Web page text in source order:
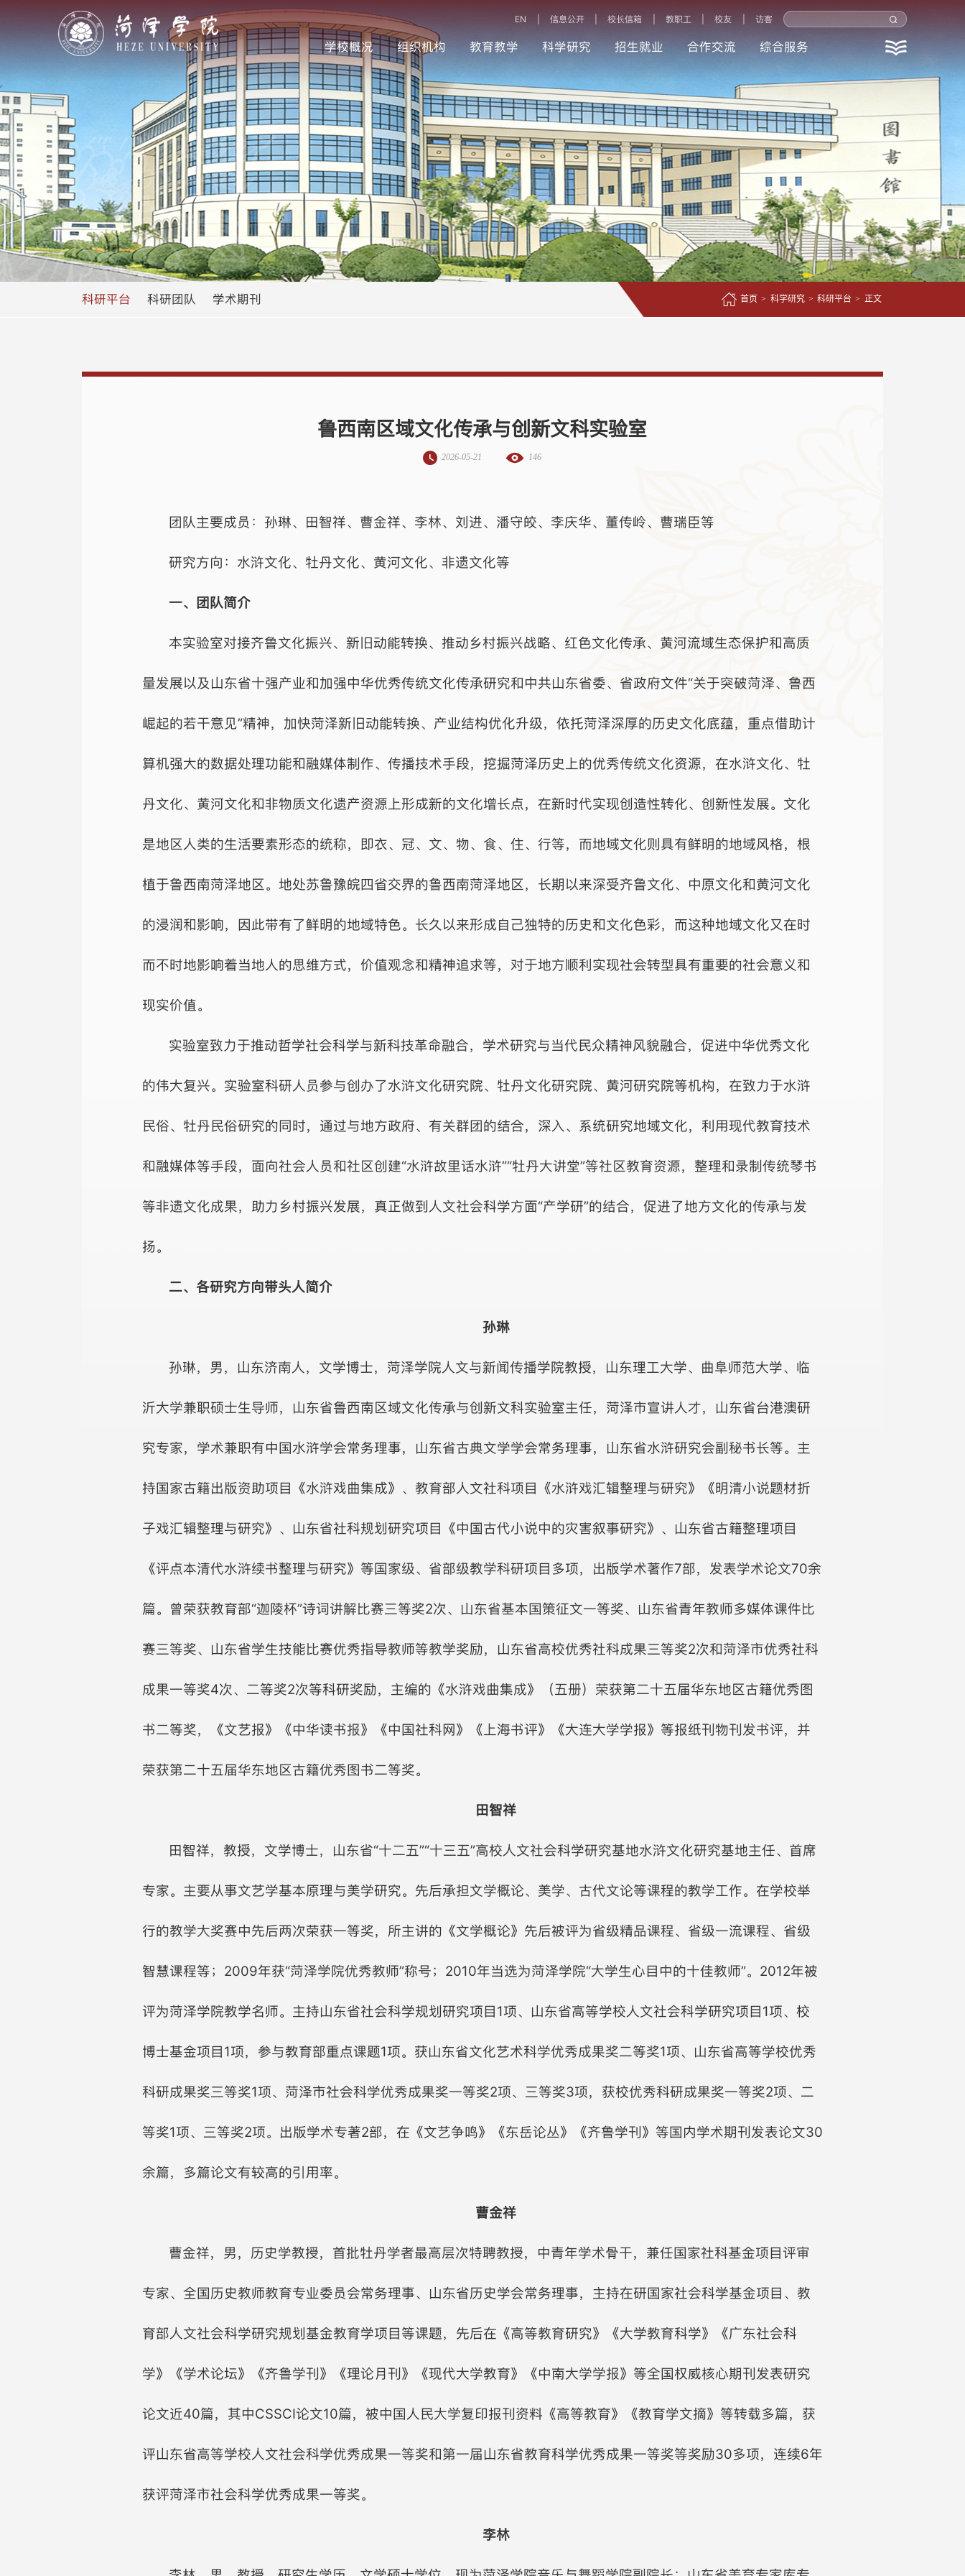
EN 信息公开 校长信箱 教职工 校友 访客
学校概况 组织机构 教育教学 科学研究 招生就业 合作交流 综合服务
科研平台 科研团队 学术期刊 首页 > 科学研究 > 科研平台 > 正文
鲁西南区域文化传承与创新文科实验室
2026-05-21 146
团队主要成员：孙琳、田智祥、曹金祥、李林、刘进、潘守皎、李庆华、董传岭、曹瑞臣等
研究方向：水浒文化、牡丹文化、黄河文化、非遗文化等
一、团队简介
本实验室对接齐鲁文化振兴、新旧动能转换、推动乡村振兴战略、红色文化传承、黄河流域生态保护和高质
量发展以及山东省十强产业和加强中华优秀传统文化传承研究和中共山东省委、省政府文件“关于突破菏泽、鲁西
崛起的若干意见”精神，加快菏泽新旧动能转换、产业结构优化升级，依托菏泽深厚的历史文化底蕴，重点借助计
算机强大的数据处理功能和融媒体制作、传播技术手段，挖掘菏泽历史上的优秀传统文化资源，在水浒文化、牡
丹文化、黄河文化和非物质文化遗产资源上形成新的文化增长点，在新时代实现创造性转化、创新性发展。文化
是地区人类的生活要素形态的统称，即衣、冠、文、物、食、住、行等，而地域文化则具有鲜明的地域风格，根
植于鲁西南菏泽地区。地处苏鲁豫皖四省交界的鲁西南菏泽地区，长期以来深受齐鲁文化、中原文化和黄河文化
的浸润和影响，因此带有了鲜明的地域特色。长久以来形成自己独特的历史和文化色彩，而这种地域文化又在时
而不时地影响着当地人的思维方式，价值观念和精神追求等，对于地方顺利实现社会转型具有重要的社会意义和
现实价值。
实验室致力于推动哲学社会科学与新科技革命融合，学术研究与当代民众精神风貌融合，促进中华优秀文化
的伟大复兴。实验室科研人员参与创办了水浒文化研究院、牡丹文化研究院、黄河研究院等机构，在致力于水浒
民俗、牡丹民俗研究的同时，通过与地方政府、有关群团的结合，深入、系统研究地域文化，利用现代教育技术
和融媒体等手段，面向社会人员和社区创建“水浒故里话水浒”“牡丹大讲堂”等社区教育资源，整理和录制传统琴书
等非遗文化成果，助力乡村振兴发展，真正做到人文社会科学方面“产学研”的结合，促进了地方文化的传承与发
扬。
二、各研究方向带头人简介
孙琳
孙琳，男，山东济南人，文学博士，菏泽学院人文与新闻传播学院教授，山东理工大学、曲阜师范大学、临
沂大学兼职硕士生导师，山东省鲁西南区域文化传承与创新文科实验室主任，菏泽市宣讲人才，山东省台港澳研
究专家，学术兼职有中国水浒学会常务理事，山东省古典文学学会常务理事，山东省水浒研究会副秘书长等。主
持国家古籍出版资助项目《水浒戏曲集成》、教育部人文社科项目《水浒戏汇辑整理与研究》《明清小说题材折
子戏汇辑整理与研究》、山东省社科规划研究项目《中国古代小说中的灾害叙事研究》、山东省古籍整理项目
《评点本清代水浒续书整理与研究》等国家级、省部级教学科研项目多项，出版学术著作7部，发表学术论文70余
篇。曾荣获教育部“迦陵杯”诗词讲解比赛三等奖2次、山东省基本国策征文一等奖、山东省青年教师多媒体课件比
赛三等奖、山东省学生技能比赛优秀指导教师等教学奖励，山东省高校优秀社科成果三等奖2次和菏泽市优秀社科
成果一等奖4次、二等奖2次等科研奖励，主编的《水浒戏曲集成》（五册）荣获第二十五届华东地区古籍优秀图
书二等奖，《文艺报》《中华读书报》《中国社科网》《上海书评》《大连大学学报》等报纸刊物刊发书评，并
荣获第二十五届华东地区古籍优秀图书二等奖。
田智祥
田智祥，教授，文学博士，山东省“十二五”“十三五”高校人文社会科学研究基地水浒文化研究基地主任、首席
专家。主要从事文艺学基本原理与美学研究。先后承担文学概论、美学、古代文论等课程的教学工作。在学校举
行的教学大奖赛中先后两次荣获一等奖，所主讲的《文学概论》先后被评为省级精品课程、省级一流课程、省级
智慧课程等；2009年获“菏泽学院优秀教师”称号；2010年当选为菏泽学院“大学生心目中的十佳教师”。2012年被
评为菏泽学院教学名师。主持山东省社会科学规划研究项目1项、山东省高等学校人文社会科学研究项目1项、校
博士基金项目1项，参与教育部重点课题1项。获山东省文化艺术科学优秀成果奖二等奖1项、山东省高等学校优秀
科研成果奖三等奖1项、菏泽市社会科学优秀成果奖一等奖2项、三等奖3项，获校优秀科研成果奖一等奖2项、二
等奖1项、三等奖2项。出版学术专著2部，在《文艺争鸣》《东岳论丛》《齐鲁学刊》等国内学术期刊发表论文30
余篇，多篇论文有较高的引用率。
曹金祥
曹金祥，男，历史学教授，首批牡丹学者最高层次特聘教授，中青年学术骨干，兼任国家社科基金项目评审
专家、全国历史教师教育专业委员会常务理事、山东省历史学会常务理事，主持在研国家社会科学基金项目、教
育部人文社会科学研究规划基金教育学项目等课题，先后在《高等教育研究》《大学教育科学》《广东社会科
学》《学术论坛》《齐鲁学刊》《理论月刊》《现代大学教育》《中南大学学报》等全国权威核心期刊发表研究
论文近40篇，其中CSSCI论文10篇，被中国人民大学复印报刊资料《高等教育》《教育学文摘》等转载多篇，获
评山东省高等学校人文社会科学优秀成果一等奖和第一届山东省教育科学优秀成果一等奖等奖励30多项，连续6年
获评菏泽市社会科学优秀成果一等奖。
李林